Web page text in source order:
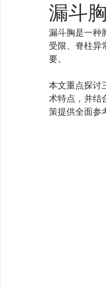
漏斗
漏斗胸是一种
受限、脊柱异
要。
本文重点探讨
术特点，并结
策提供全面参